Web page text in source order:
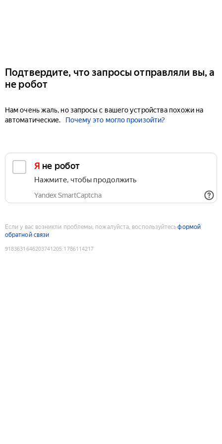
Подтвердите, что запросы отправляли вы, а
не робот
Нам очень жаль, но запросы с вашего устройства похожи на
автоматические.
Почему это могло произойти?
Я не робот
Нажмите, чтобы продолжить
Yandex SmartCaptcha
Если у вас возникли проблемы, пожалуйста, воспользуйтесьформой
обратной связи
9183631646203741205:1786114217